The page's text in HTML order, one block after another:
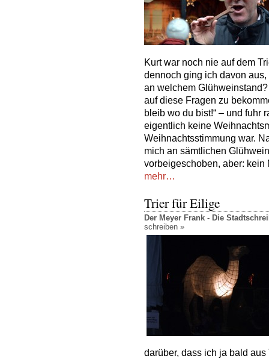
Kurt war noch nie auf dem
dennoch ging ich davon
an welchem
auf diese Fragen zu
bleib wo du bist!“ – und fuhr
eigentlich keine
Weihnachtsstimmung war.
mich an sämtlichen
vorbeigeschoben, aber: kein
mehr…
Trier für Eilige
Der Meyer Frank - Die
schreiben »
darüber, dass ich ja bald